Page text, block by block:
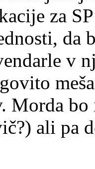
za
v
Morda
ali pa